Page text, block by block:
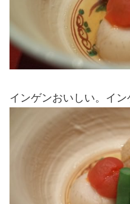
インゲンおいしい。イ